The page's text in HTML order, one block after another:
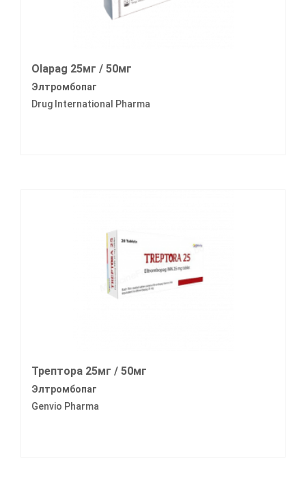
Olapag 25мг / 50мг
Элтромбопаг
Drug International Pharma
Трептора 25мг / 50мг
Элтромбопаг
Genvio Pharma